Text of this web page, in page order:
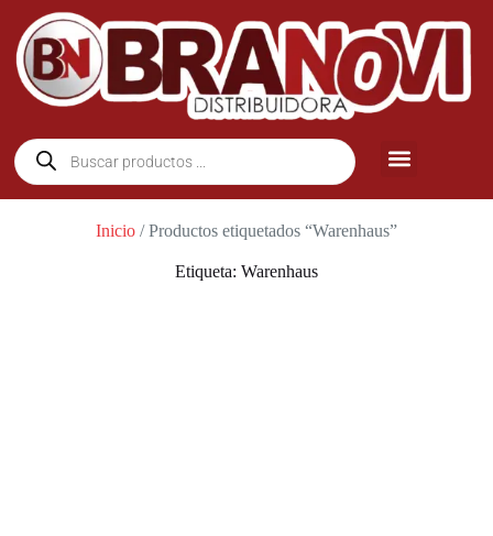
Inicio / Productos etiquetados “Warenhaus”
Etiqueta: Warenhaus